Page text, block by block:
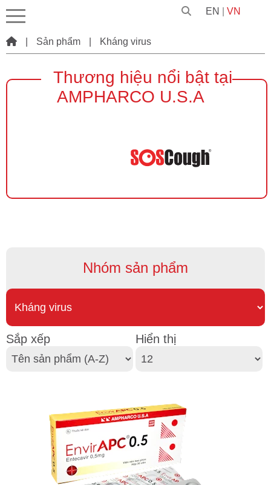
EN VN
Sản phẩm Kháng virus
Thương hiệu nổi bật tại
AMPHARCO U.S.A
Nhóm sản phẩm
Sắp xếp Hiển thị